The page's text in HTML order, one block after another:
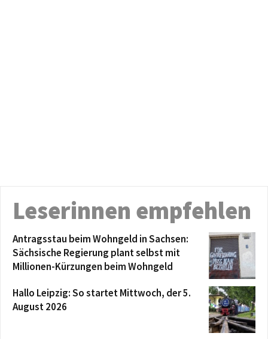
Leserinnen empfehlen
Antragsstau beim Wohngeld in Sachsen:
Sächsische Regierung plant selbst mit
Millionen-Kürzungen beim Wohngeld
Hallo Leipzig: So startet Mittwoch, der 5.
August 2026